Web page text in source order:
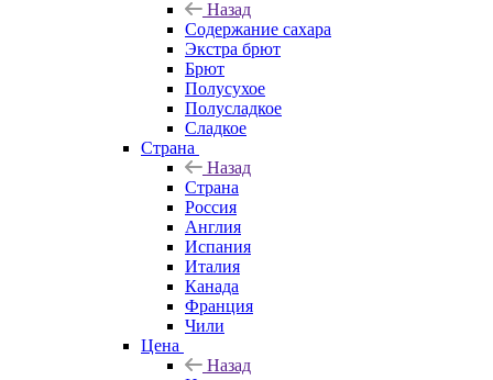
Назад
Содержание сахара
Экстра брют
Брют
Полусухое
Полусладкое
Сладкое
Страна
Назад
Страна
Россия
Англия
Испания
Италия
Канада
Франция
Чили
Цена
Назад